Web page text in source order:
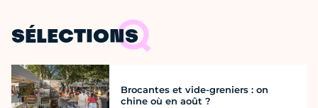
SÉLECTIONS
Brocantes et vide-greniers : on
chine où en août ?